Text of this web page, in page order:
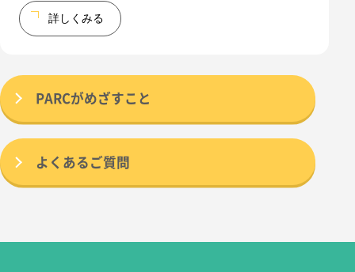
詳しくみる
PARCがめざすこと
よくあるご質問